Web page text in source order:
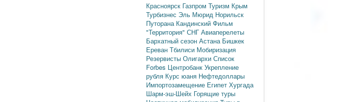
Красноярск Газпром Туризм Крым
Турбизнес Эль Мюрид Норильск
Путорана Кандинский Фильм
"Территория" СНГ Авиаперелеты
Бархатный сезон Астана Бишкек
Ереван Тбилиси Мобиризация
Резервисты Олигархи Список
Forbes Центробанк Укрепление
рубля Курс юаня Нефтедоллары
Импортозамещение Египет Хургада
Шарм-эш-Шейх Горящие туры